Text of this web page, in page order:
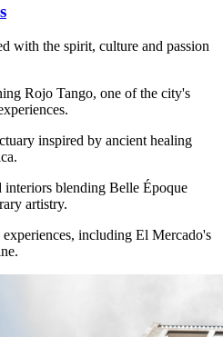
with the spirit, culture and passion
Rojo Tango, one of the city's
inspired by ancient healing
interiors blending Belle Époque
artistry.
including El Mercado's